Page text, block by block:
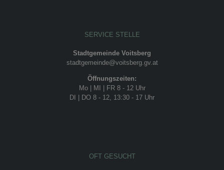
SERVICE STELLE
Stadtgemeinde Voitsberg
stadtgemeinde@voitsberg.gv.at
Öffnungszeiten:
Mo | MI | FR 8 - 12 Uhr
DI | DO 8 - 12, 13:30 - 17 Uhr
OFT GESUCHT